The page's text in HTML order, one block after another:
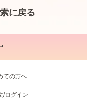
に戻る
ての方へ
/ログイン